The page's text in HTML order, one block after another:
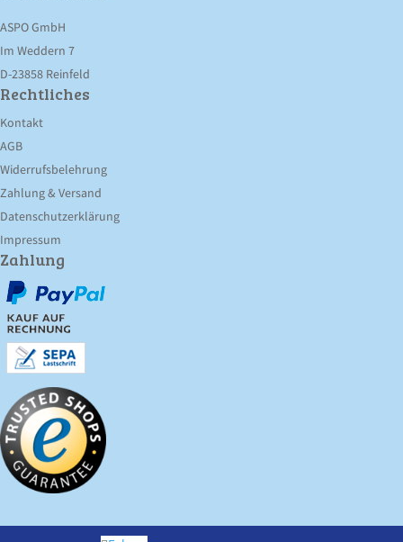
ASPO GmbH
Im Weddern 7
D-23858 Reinfeld
Rechtliches
Kontakt
AGB
Widerrufsbelehrung
Zahlung & Versand
Datenschutz­erklärung
Impressum
Zahlung